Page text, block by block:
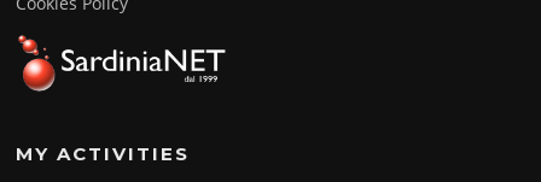
MY ACTIVITIES